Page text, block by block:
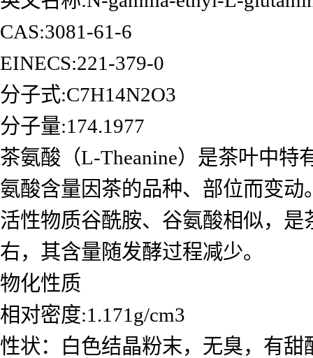
CAS:3081-61-6
EINECS:221-379-0
分子式:C7H14N2O3
分子量:174.1977
茶氨酸（L-Theanine）是茶叶中
氨酸含量因茶的品种、部位而变
活性物质谷酰胺、谷氨酸相似，
右，其含量随发酵过程减少。
物化性质
相对密度:1.171g/cm3
性状：白色结晶粉末，无臭，有甜